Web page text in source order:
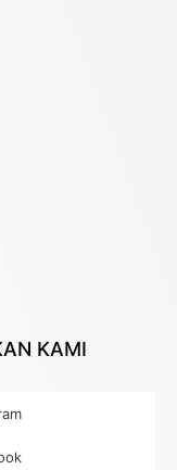
KAMI